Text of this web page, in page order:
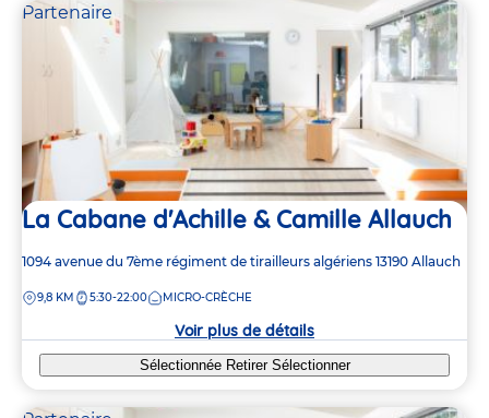
Partenaire
La Cabane d'Achille & Camille Allauch
Adresse
la
1094 avenue du 7ème régiment de tirailleurs algériens 13190 Allauch
DISTANCE
9,8 KM 5:30-22:00 MICRO-CRÈCHE
Voir plus de détails
Sélectionnée Retirer Sélectionner